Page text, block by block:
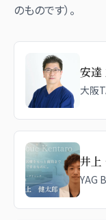
のものです）。
安達
大阪
井上
YAG